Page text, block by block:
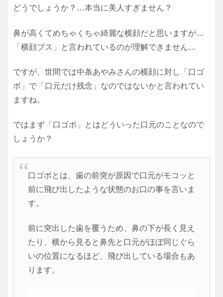
どうでしょうか？…本当に美人すぎません？
鼻が高くてめちゃくちゃ綺麗な横顔だと思いますが…
「横顔ブス」と言われているのが理解できません…
ですが、世間では中条あやみさんの横顔に対し「口ゴ
ボ」で「口元だけ残念」なのではないかと言われてい
ますね。
ではまず「口ゴボ」とはどういった口元のことなので
しょうか？
口ゴボとは、歯の前突が原因で口元がモコッと
前に飛び出したような状態のお口の事を言いま
す。
前に突出した歯を覆うため、鼻の下が長く見え
たり、横から見ると鼻先と口元がほぼ同じぐら
いの位置になるほど、飛び出している場合もあ
ります。